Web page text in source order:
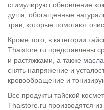
стимулируют обновление
душа, обогащенные
трав, которые помогают
Кроме того, в категории
Thaistore.ru представлены
и растяжками, а также
снять напряжение и
кровообращение и
Все продукты тайской
Thaistore.ru производятся